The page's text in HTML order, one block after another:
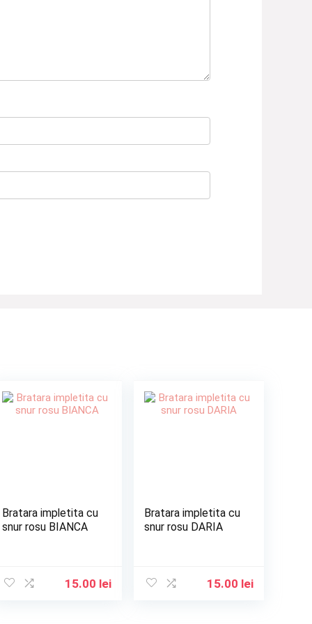
Bratara impletita cu
snur rosu BIANCA
15.00 lei
Bratara impletita cu
snur rosu DARIA
15.00 lei